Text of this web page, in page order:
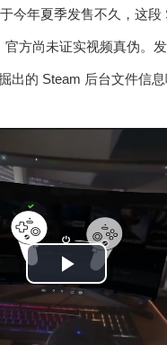
今年夏季发售不久，这
方尚未证实视频真伪。
的 Steam 后台文件信
P
l